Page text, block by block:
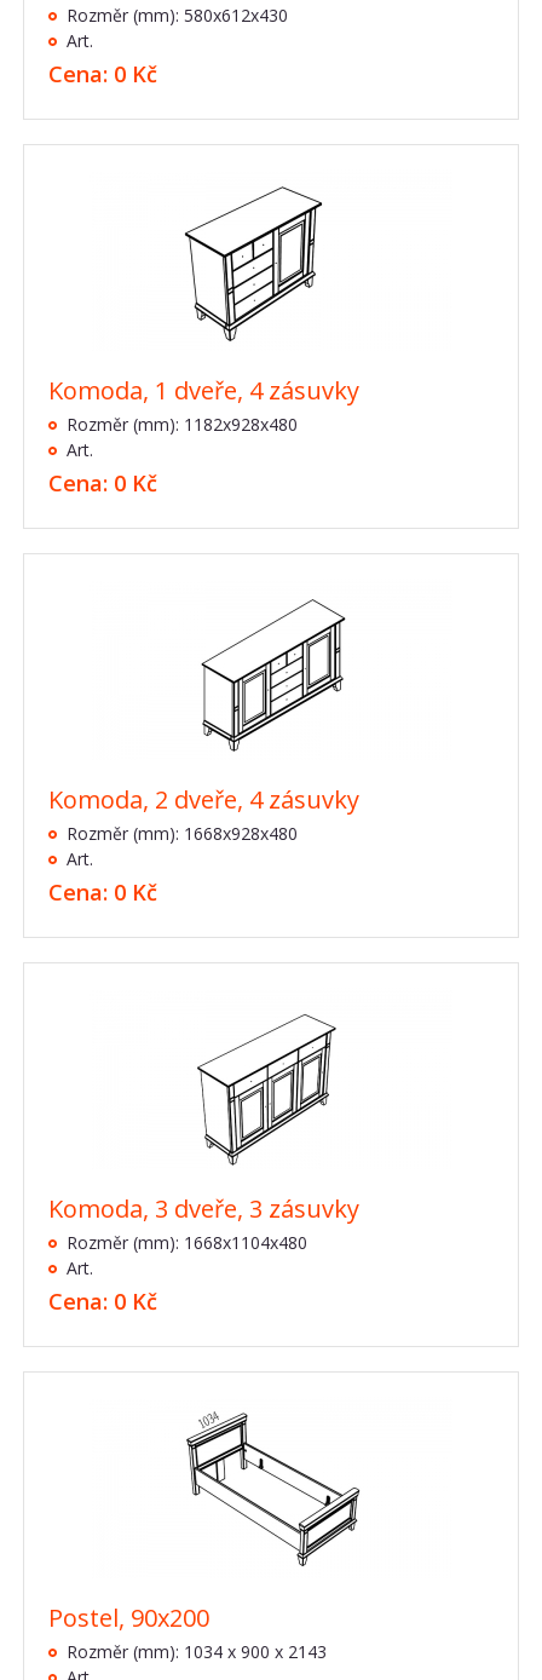
Rozměr (mm): 580x612x430
Art.
Cena: 0 Kč
Komoda, 1 dveře, 4 zásuvky
Rozměr (mm): 1182x928x480
Art.
Cena: 0 Kč
Komoda, 2 dveře, 4 zásuvky
Rozměr (mm): 1668x928x480
Art.
Cena: 0 Kč
Komoda, 3 dveře, 3 zásuvky
Rozměr (mm): 1668x1104x480
Art.
Cena: 0 Kč
Postel, 90x200
Rozměr (mm): 1034 x 900 x 2143